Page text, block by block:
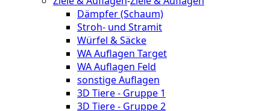
Dämpfer (Schaum)
Stroh- und Stramit
Würfel & Säcke
WA Auflagen Target
WA Auflagen Feld
sonstige Auflagen
3D Tiere - Gruppe 1
3D Tiere - Gruppe 2